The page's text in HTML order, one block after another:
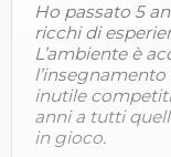
Ho passato 5
ricchi di
L’ambiente è
l’insegnamento
inutile
anni a tutti
in gioco.